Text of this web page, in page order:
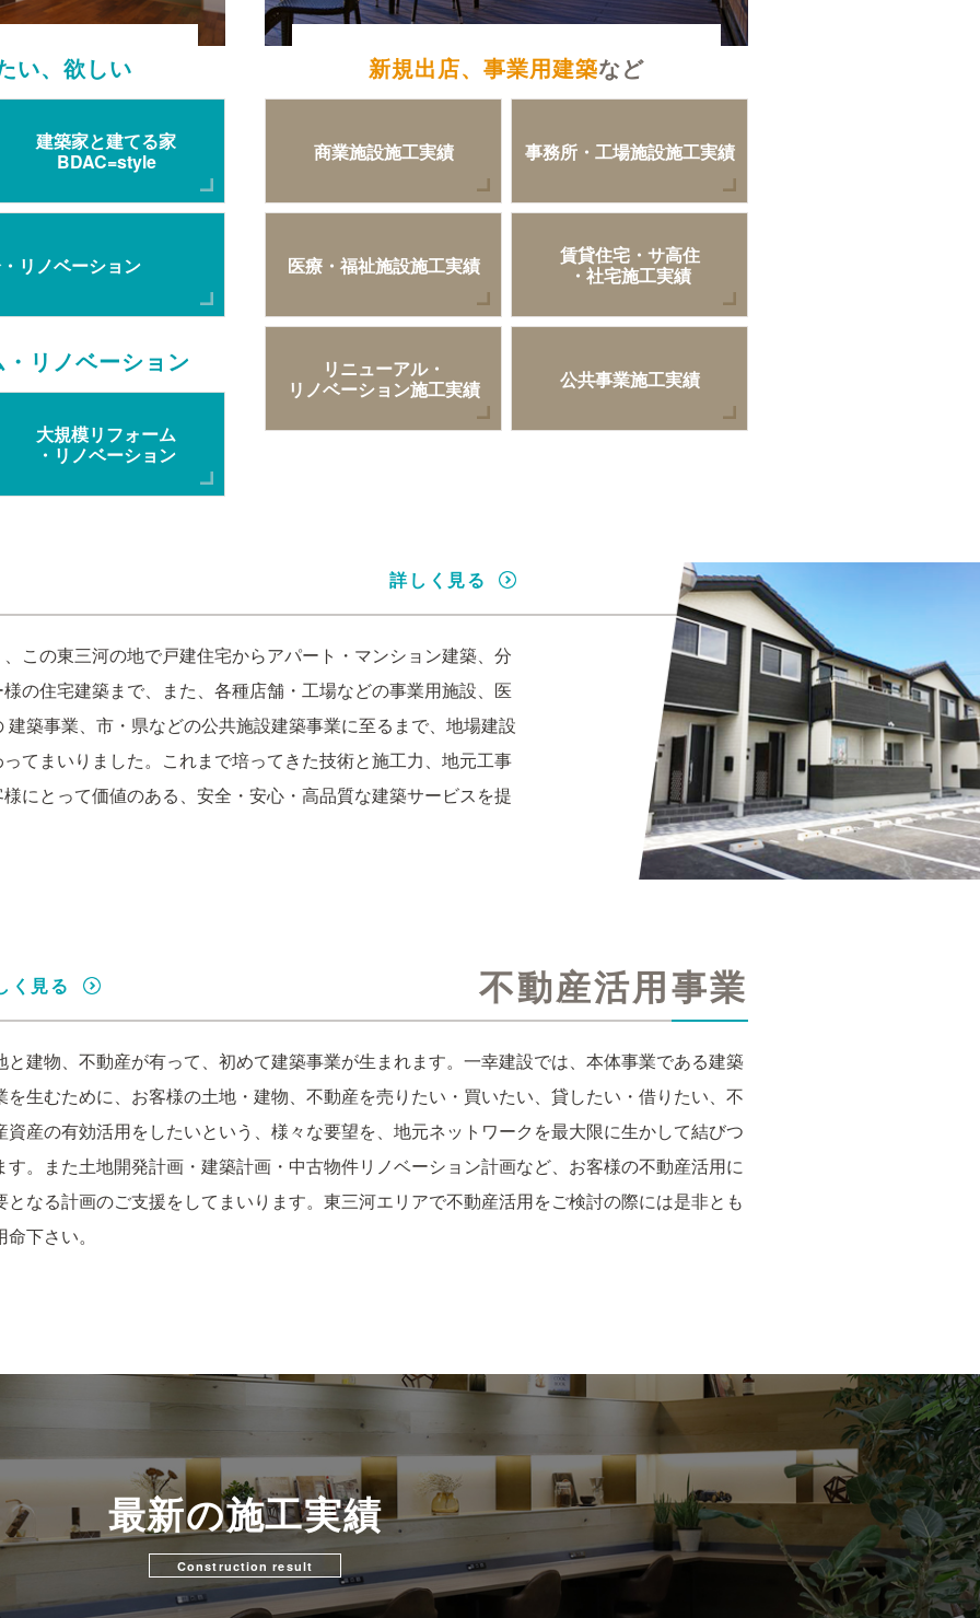
い、欲しい
建築家と建てる家
BDAC=style
リノベーション
リノベーション
大規模リフォーム
・リノベーション
新規出店、事業用建築など
商業施設施工実績 事務所・工場施設施工実績
医療・福祉施設施工実績
賃貸住宅・サ高住
・社宅施工実績
リニューアル・
リノベーション施工実績
公共事業施工実績
詳しく見る
この東三河の地で戸建住宅からアパート・マンション建築、分
の住宅建築まで、また、各種店舗・工場などの事業用施設、医
築事業、市・県などの公共施設建築事業に至るまで、地場建設
てまいりました。これまで培ってきた技術と施工力、地元工事
にとって価値のある、安全・安心・高品質な建築サービスを提
不動産活用事業
く見る
と建物、不動産が有って、初めて建築事業が生まれます。一幸建設では、本体事業である建築
を生むために、お客様の土地・建物、不動産を売りたい・買いたい、貸したい・借りたい、不
資産の有効活用をしたいという、様々な要望を、地元ネットワークを最大限に生かして結びつ
す。また土地開発計画・建築計画・中古物件リノベーション計画など、お客様の不動産活用に
となる計画のご支援をしてまいります。東三河エリアで不動産活用をご検討の際には是非とも
命下さい。
最新の施工実績
Construction result